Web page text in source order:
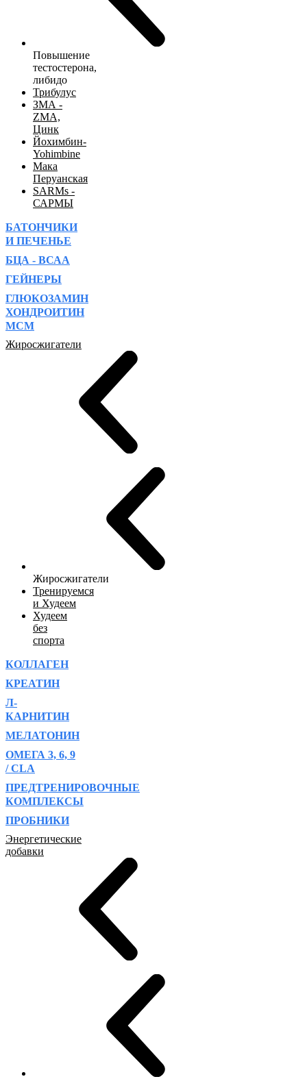
Повышение
тестостерона,
либидо
Трибулус
ЗМА -
ZMA,
Цинк
Йохимбин-
Yohimbine
Мака
Перуанская
SARMs -
САРМЫ
БАТОНЧИКИ
И ПЕЧЕНЬЕ
БЦА - ВСАА
ГЕЙНЕРЫ
ГЛЮКОЗАМИН
ХОНДРОИТИН
МСМ
Жиросжигатели
Жиросжигатели
Тренируемся
и Худеем
Худеем
без
спорта
КОЛЛАГЕН
КРЕАТИН
Л-
КАРНИТИН
МЕЛАТОНИН
ОМЕГА 3, 6, 9
/ CLA
ПРЕДТРЕНИРОВОЧНЫЕ
КОМПЛЕКСЫ
ПРОБНИКИ
Энергетические
добавки